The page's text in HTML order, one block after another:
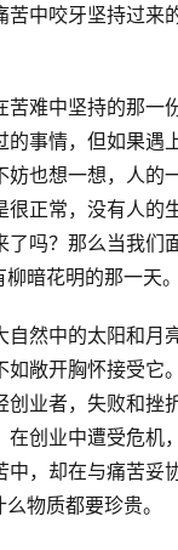
中咬牙坚持过
难中坚持的那
事情，但如果
也想一想，人
正常，没有人
吗？那么当我
暗花明的那一天。
然中的太阳和
敞开胸怀接受
业者，失败和
创业中遭受危
，却在与痛苦
物质都要珍贵。